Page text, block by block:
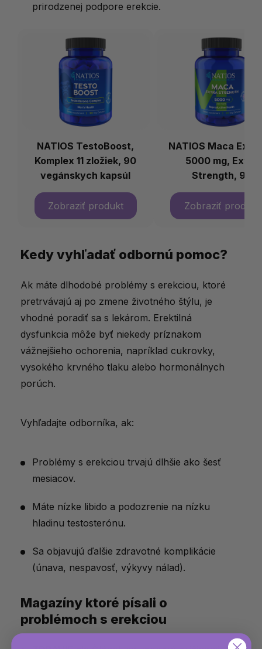
prirodzenej podpore erekcie.
NATIOS TestoBoost,
Komplex 11 zložiek, 90
vegánskych kapsúl
NATIOS Maca
5000 mg, Extra
Strength, 90
vegánskych
Kedy vyhľadať odbornú pomoc?
Ak máte dlhodobé problémy s erekciou, ktoré
pretrvávajú aj po zmene životného štýlu, je
vhodné poradiť sa s lekárom. Erektilná
dysfunkcia môže byť niekedy príznakom
vážnejšieho ochorenia, napríklad cukrovky,
vysokého krvného tlaku alebo hormonálnych
porúch.
Vyhľadajte odborníka, ak:
Problémy s erekciou trvajú dlhšie ako šesť
mesiacov.
Máte nízke libido a podozrenie na nízku
hladinu testosterónu.
Sa objavujú ďalšie zdravotné komplikácie
(únava, nespavosť, výkyvy nálad).
Magazíny ktoré písali o
problémoch s erekciou